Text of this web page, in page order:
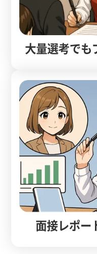
大量選考でも
面接レポー